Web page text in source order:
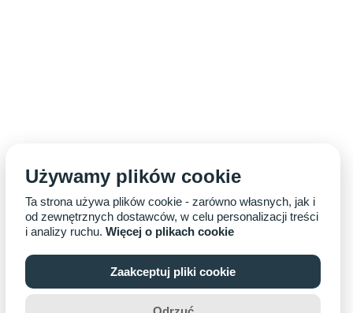
Używamy plików cookie
Ta strona używa plików cookie - zarówno własnych, jak i
od zewnętrznych dostawców, w celu personalizacji treści
i analizy ruchu. Więcej o plikach cookie
Zaakceptuj pliki cookie